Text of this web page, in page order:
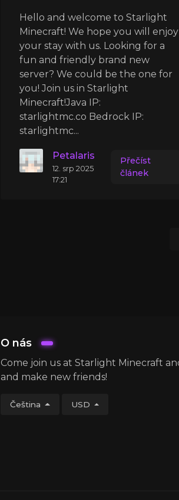
Hello and welcome to Starlight
Minecraft! We hope you will enjoy
your stay with us. Looking for a
fun and friendly brand new
server? We could be the one for
you! Join us in Starlight
Minecraft!Java IP:
starlightmc.co Bedrock IP:
starlightmc...
Petalaris
12. srp 2025
17:21
Přečíst
článek
O nás
Come join us at Starlight Minecraft
and make new friends!
Čeština USD